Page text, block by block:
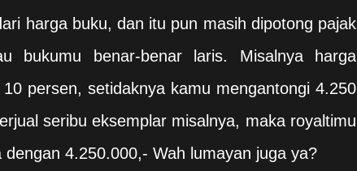
harga buku, dan itu pun masih dipotong pajak
bukumu benar-benar laris. Misalnya harga
persen, setidaknya kamu mengantongi 4.250
seribu eksemplar misalnya, maka royaltimu
4.250.000,- Wah lumayan juga ya?